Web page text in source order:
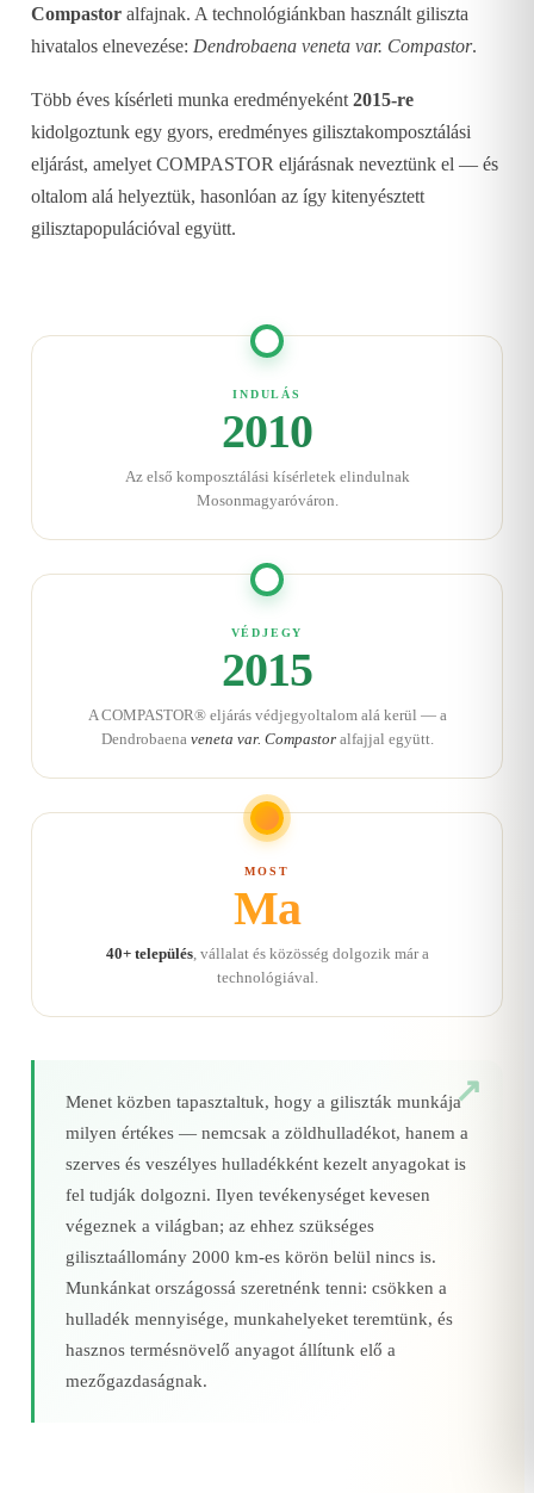
Compastor alfajnak. A technológiánkban használt giliszta
hivatalos elnevezése: Dendrobaena veneta var. Compastor.
Több éves kísérleti munka eredményeként 2015-re
kidolgoztunk egy gyors, eredményes gilisztakomposztálási
eljárást, amelyet COMPASTOR eljárásnak neveztünk el — és
oltalom alá helyeztük, hasonlóan az így kitenyésztett
gilisztapopulációval együtt.
INDULÁS
2010
Az első komposztálási kísérletek elindulnak
Mosonmagyaróváron.
VÉDJEGY
2015
A COMPASTOR® eljárás védjegyoltalom alá kerül — a
Dendrobaena veneta var. Compastoralfajjal együtt.
MOST
Ma
40+ település, vállalat és közösség dolgozik már a
technológiával.
Menet közben tapasztaltuk, hogy a giliszták munkája
milyen értékes — nemcsak a zöldhulladékot, hanem a
szerves és veszélyes hulladékként kezelt anyagokat is
fel tudják dolgozni. Ilyen tevékenységet kevesen
végeznek a világban; az ehhez szükséges
gilisztaállomány 2000 km‑es körön belül nincs is.
Munkánkat országossá szeretnénk tenni: csökken a
hulladék mennyisége, munkahelyeket teremtünk, és
hasznos termésnövelő anyagot állítunk elő a
mezőgazdaságnak.